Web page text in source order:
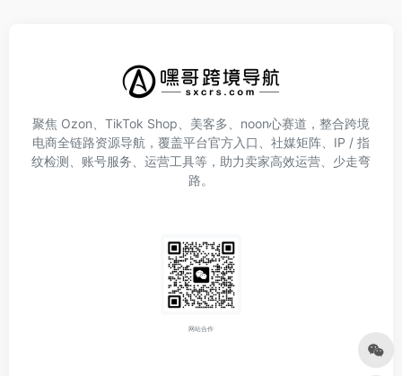
聚焦 Ozon、TikTok Shop、美客多、noon心赛道，整合跨境
电商全链路资源导航，覆盖平台官方入口、社媒矩阵、IP / 指
纹检测、账号服务、运营工具等，助力卖家高效运营、少走弯
路。
网站合作